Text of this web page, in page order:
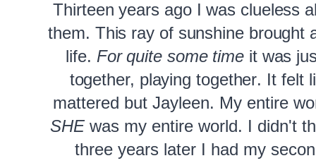
Thirteen years ago I was clueless
them. This ray of sunshine
life. For quite some time
together, playing together. It felt
mattered but Jayleen. My entire
SHE was my entire world. I didn't
three years later I had my